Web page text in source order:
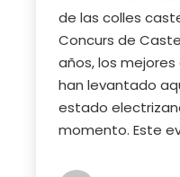
de las colles
Concurs de
años, los
han levantado
estado
momento. Este